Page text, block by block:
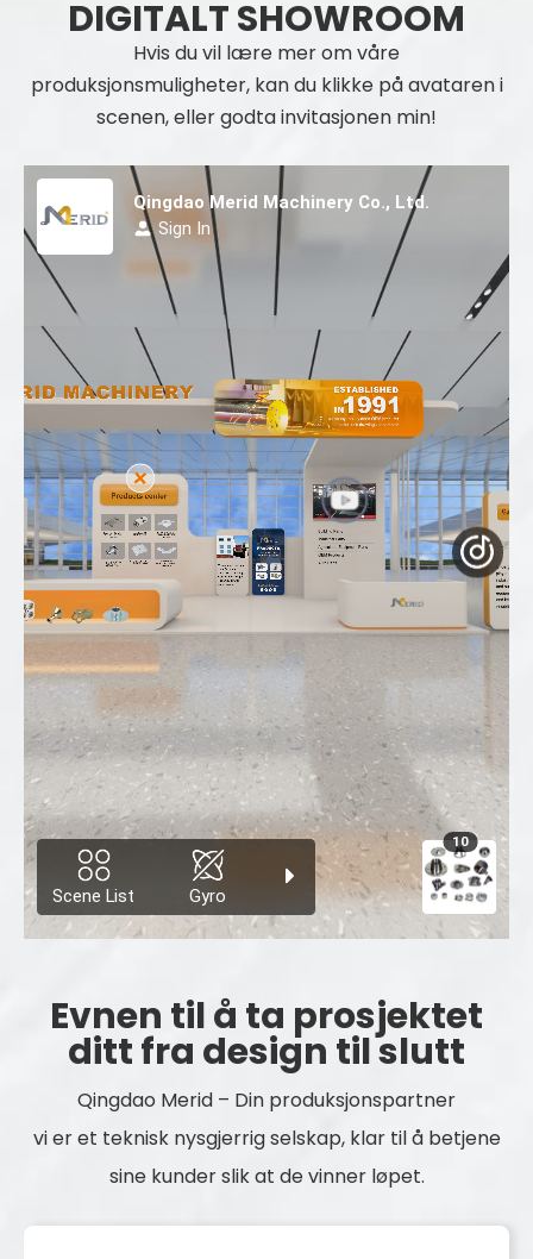
DIGITALT SHOWROOM
Hvis du vil lære mer om våre
produksjonsmuligheter, kan du klikke på avataren i
scenen, eller godta invitasjonen min!
Evnen til å ta prosjektet
ditt fra design til slutt
Qingdao Merid – Din produksjonspartner
vi er et teknisk nysgjerrig selskap, klar til å betjene
sine kunder slik at de vinner løpet.